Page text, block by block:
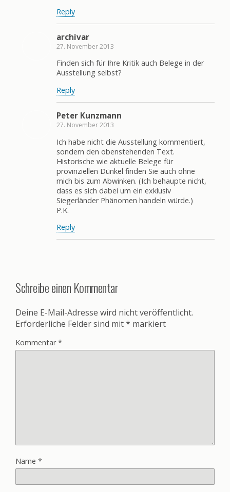
Reply
archivar
27. November 2013
Finden sich für Ihre Kritik auch Belege in der
Ausstellung selbst?
Reply
Peter Kunzmann
27. November 2013
Ich habe nicht die Ausstellung kommentiert,
sondern den obenstehenden Text.
Historische wie aktuelle Belege für
provinziellen Dünkel finden Sie auch ohne
mich bis zum Abwinken. (Ich behaupte nicht,
dass es sich dabei um ein exklusiv
Siegerländer Phänomen handeln würde.)
P.K.
Reply
Schreibe einen Kommentar
Deine E-Mail-Adresse wird nicht veröffentlicht.
Erforderliche Felder sind mit* markiert
Kommentar*
Name *